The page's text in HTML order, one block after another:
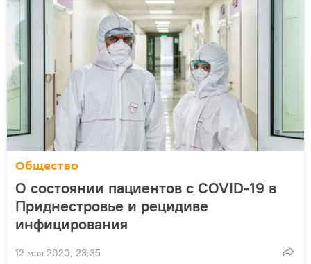
Общество
О состоянии пациентов с COVID-19 в
Приднестровье и рецидиве
инфицирования
12 мая 2020, 23:35